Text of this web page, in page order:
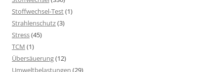
Stoffwechsel-Test(1)
Strahlenschutz(3)
Stress(45)
TCM (1)
Übersäuerung(12)
Umweltbelastungen (29)